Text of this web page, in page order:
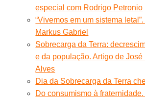
especial com Rodrigo Petronio
“Vivemos em um sistema
Markus Gabriel
Sobrecarga da Terra:
e da população. Artigo de
Alves
Dia da Sobrecarga da Terra
Do consumismo à